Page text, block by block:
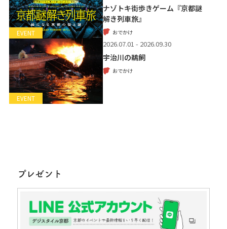
EVENT
ナゾトキ街歩きゲーム『京都謎
解き列車旅』
おでかけ
EVENT
2026.07.01 - 2026.09.30
宇治川の鵜飼
おでかけ
プレゼント